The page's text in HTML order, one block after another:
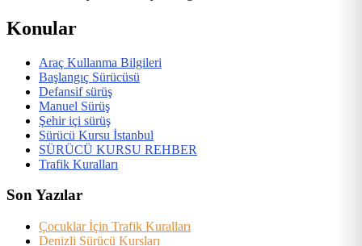
Konular
Araç Kullanma Bilgileri
Başlangıç Sürücüsü
Defansif sürüş
Manuel Sürüş
Şehir içi sürüş
Sürücü Kursu İstanbul
SÜRÜCÜ KURSU REHBER
Trafik Kuralları
Son Yazılar
Çocuklar İçin Trafik Kuralları
Denizli Sürücü Kursları